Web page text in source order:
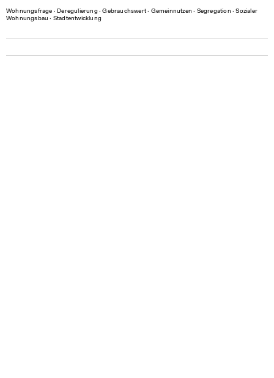
Wohnungsfrage ∙ Deregulierung ∙Gebrauchswert ∙ Gemeinnutzen ∙ Segregation ∙Sozialer
Wohnungsbau ∙ Stadtentwicklung